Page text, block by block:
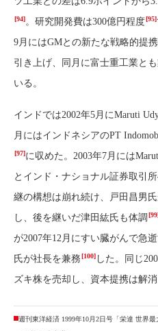
[94]。研究開発費は300億円程度[95]
9月にはGMとの新たな戦略的提
引き上げ、同月に富士重工業と
いる。
インドでは2002年5月にMaruti
月にはインドネシアのPT
[97]に収めた。2003年7月には
とインド・ナショナル証券取引
継の構想は崩れ続け、戸田昌男
し、後を継いだ津田紘氏も体調
が2007年12月にすい臓がんで急
氏が社長を兼務[100] した。同じ
ズキ株を売却し、資本提携は解
週刊東洋経済 1999年10月2日号「栄達 世界